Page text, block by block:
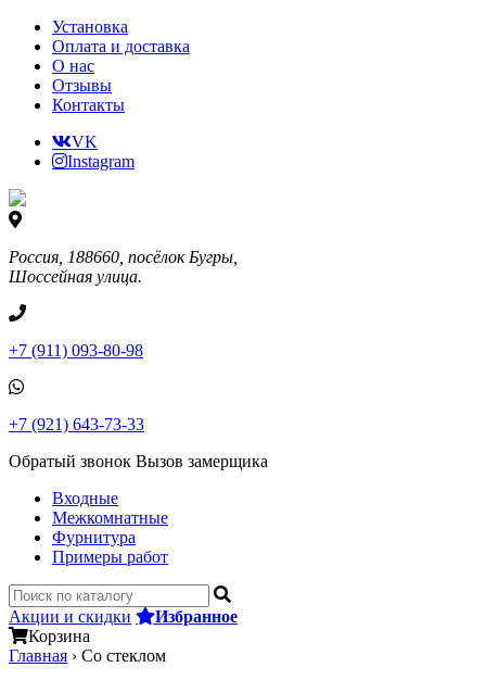
Установка
Оплата и доставка
О нас
Отзывы
Контакты
VK
Instagram
Россия, 188660, посёлок Бугры,
Шоссейная улица.
+7 (911) 093-80-98
+7 (921) 643-73-33
Обратый звонок Вызов замерщика
Входные
Межкомнатные
Фурнитура
Примеры работ
Акции и скидки Избранное
Корзина
Главная › Со стеклом